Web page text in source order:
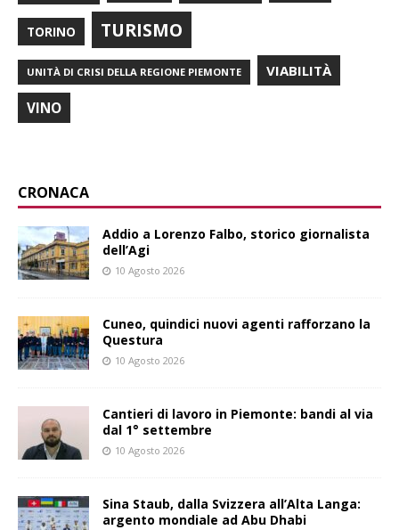
TORINO TURISMO
UNITÀ DI CRISI DELLA REGIONE PIEMONTE VIABILITÀ
VINO
CRONACA
Addio a Lorenzo Falbo, storico giornalista
dell’Agi
10 Agosto 2026
Cuneo, quindici nuovi agenti rafforzano la
Questura
10 Agosto 2026
Cantieri di lavoro in Piemonte: bandi al via
dal 1° settembre
10 Agosto 2026
Sina Staub, dalla Svizzera all’Alta Langa:
argento mondiale ad Abu Dhabi